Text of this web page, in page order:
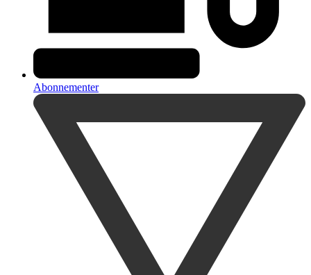
Abonnementer